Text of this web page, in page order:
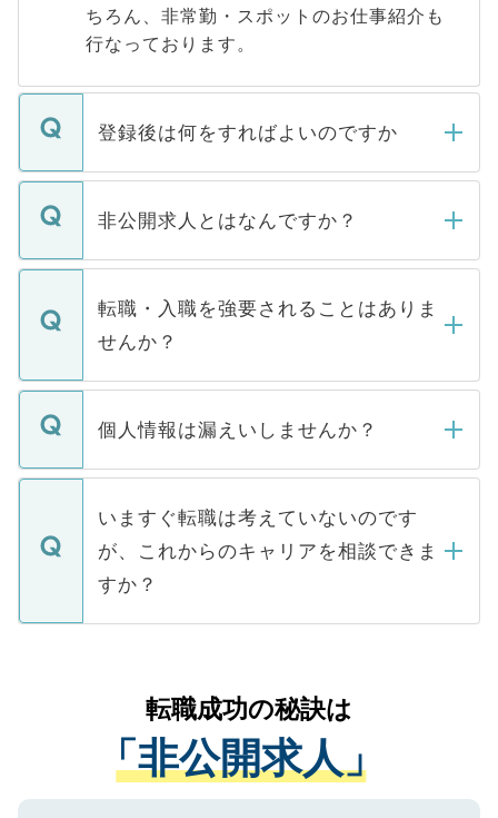
ちろん、非常勤・スポットのお仕事紹介も
行なっております。
登録後は何をすればよいのですか
ご登録いただきましたら、弊社担当者がご
登録内容を確認し、その後メールもしくは
ます。通常、5営業日以内にはご連絡をせて
いただきますので、しばらくお待ちくださ
い。
非公開求人とはなんですか？
マイナビDOCTORで取り扱っている求人の
うち約3割は、Webサイトからご覧いただ
けない「非公開求人」です。非公開求人は
下記の理由によって、一般には公開してい
ません。
■応募殺到を避けるため 人気のある医療機
関を公にしてしまうと、応募が殺到する場
に、医療機関が求める条件に合った人材の
みを人材紹介会社に依頼するケースが増え
ています。
転職・入職を強要されることはありま
せんか？
転職・入職を強要することは一切ありませ
ん。また、仮に応募先から内定をいただい
定を承諾する必要はありません。内定先へ
の辞退の連絡はキャリアパートナーが行い
ますので、ご安心ください。
個人情報は漏えいしませんか？
個人情報が漏えいすることはありませんの
で、ご安心ください。当サイトからの登録
などで収集したご登録者様の個人情報は、
ご本人のキャリアアップおよび転職活動の
支援を目的に使用いたします。お預かりし
ているすべての個人データはご本人の許可
は、個人情報の取り扱いについての厳密な
管理基準を満たした事業者のみに付与され
る、プライバシーマークを取得済みです。
ご登録いただいた個人情報は、SSL（デー
いますぐ転職は考えていないのです
が、これからのキャリアを相談できま
すか？
かがいして、現在の医療機関の状況や紹介
経験をまじえながら、適切なアドバイスを
させていただきます。すぐにご転職をされ
ない方には、長期的なサポートが可能です
ので、まずはご登録ください。
転職成功の秘訣は
「非公開求人」